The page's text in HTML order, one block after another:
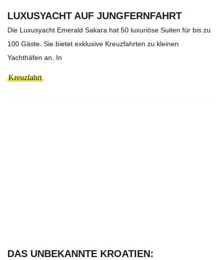
LUXUSYACHT AUF JUNGFERNFAHRT
Die Luxusyacht Emerald Sakara hat 50 luxuriöse Suiten für bis zu
100 Gäste. Sie bietet exklusive Kreuzfahrten zu kleinen
Yachthäfen an. In
Kreuzfahrt
DAS UNBEKANNTE KROATIEN: